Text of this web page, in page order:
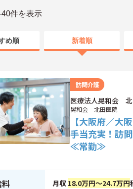
件を表示
め順 新着順
訪問介護
医療法人晃和会 北
晃和会 北田医院
【大阪府／大
手当充実！訪
≪常勤≫
月収 18.0万円～24.7万円